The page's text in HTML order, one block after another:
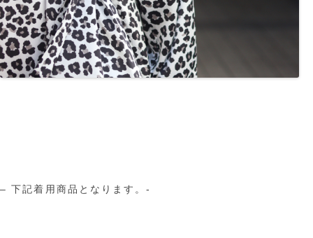
– 下記着用商品となります。-